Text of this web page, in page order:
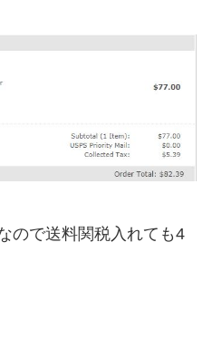
ので送料関税入れても4